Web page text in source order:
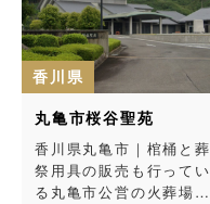
香川県
丸亀市桜谷聖苑
香川県丸亀市｜棺桶と葬
祭用具の販売も行ってい
る丸亀市公営の火葬場…